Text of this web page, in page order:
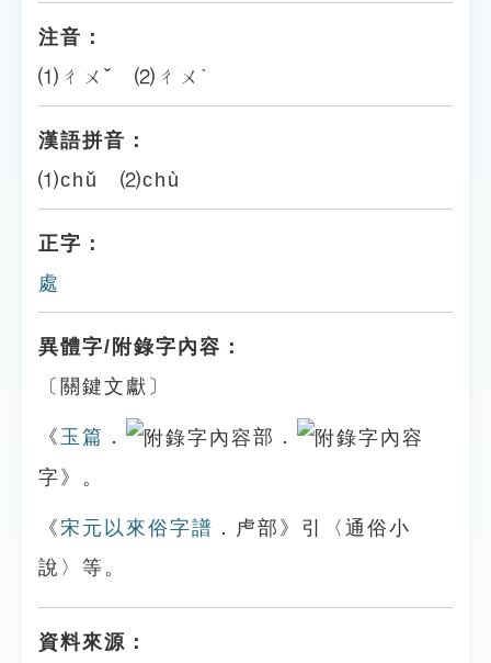
注音：
⑴ㄔㄨˇ ⑵ㄔㄨˋ
漢語拼音：
⑴chǔ ⑵chù
正字：
處
異體字/附錄字內容：
〔關鍵文獻〕
《 玉篇 ．
部．
字》。
《宋元以來俗字譜 ．虍部》引〈通俗小
說〉等。
資料來源：